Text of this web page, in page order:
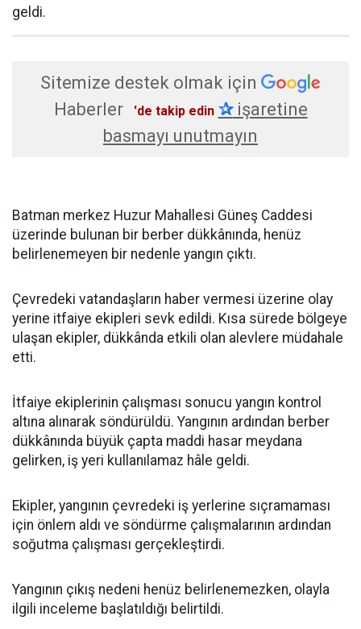
geldi.
Sitemize destek olmak için
Haberler
'de takip edin ✰işaretine
basmayı unutmayın
Batman merkez Huzur Mahallesi Güneş Caddesi
üzerinde bulunan bir berber dükkânında, henüz
belirlenemeyen bir nedenle yangın çıktı.
Çevredeki vatandaşların haber vermesi üzerine olay
yerine itfaiye ekipleri sevk edildi. Kısa sürede bölgeye
ulaşan ekipler, dükkânda etkili olan alevlere müdahale
etti.
İtfaiye ekiplerinin çalışması sonucu yangın kontrol
altına alınarak söndürüldü. Yangının ardından berber
dükkânında büyük çapta maddi hasar meydana
gelirken, iş yeri kullanılamaz hâle geldi.
Ekipler, yangının çevredeki iş yerlerine sıçramaması
için önlem aldı ve söndürme çalışmalarının ardından
soğutma çalışması gerçekleştirdi.
Yangının çıkış nedeni henüz belirlenemezken, olayla
ilgili inceleme başlatıldığı belirtildi.